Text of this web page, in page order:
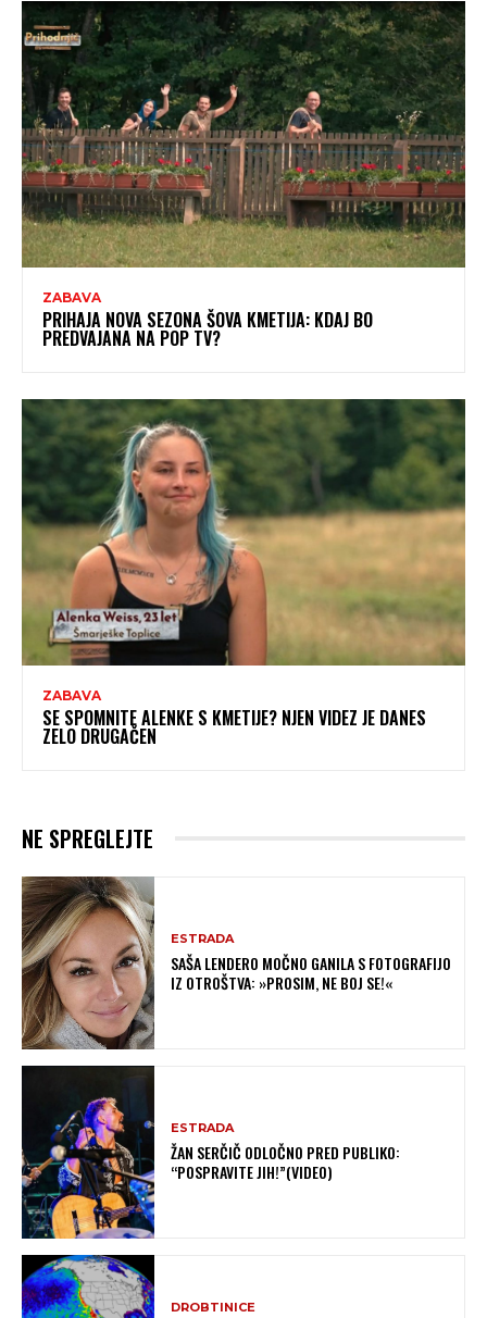
ZABAVA
PRIHAJA NOVA SEZONA ŠOVA KMETIJA: KDAJ BO
PREDVAJANA NA POP TV?
ZABAVA
SE SPOMNITE ALENKE S KMETIJE? NJEN VIDEZ JE DANES
ZELO DRUGAČEN
NE SPREGLEJTE
ESTRADA
SAŠA LENDERO MOČNO GANILA S FOTOGRAFIJO
IZ OTROŠTVA: »PROSIM, NE BOJ SE!«
ESTRADA
ŽAN SERČIČ ODLOČNO PRED PUBLIKO:
“POSPRAVITE JIH!”(VIDEO)
DROBTINICE